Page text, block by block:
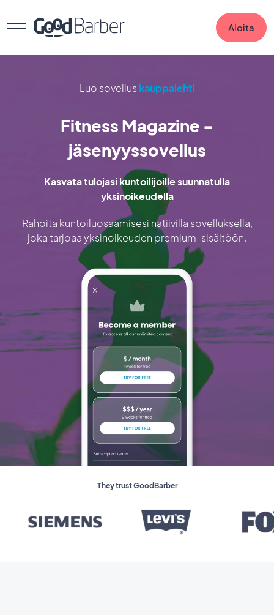
Aloita
Luo sovellus kauppalehti
Fitness Magazine -
jäsenyyssovellus
Kasvata tulojasi kuntoilijoille suunnatulla
yksinoikeudella
Rahoita kuntoiluosaamisesi natiivilla sovelluksella,
joka tarjoaa yksinoikeuden premium-sisältöön.
They trust GoodBarber